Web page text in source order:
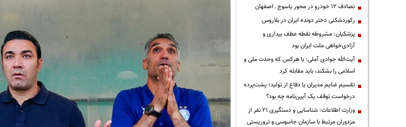
تصادف ۱۲ خودرو در محور یاسوج ـ اصفهان
رکوردشکنی دختر دونده ایران در بلاروس
پزشکیان: مشروطه نقطه عطف بیداری و
آزادی‌خواهی ملت ایران بود
آیت‌الله جوادی آملی: با هرکس که وحدت ملی و
اسلامی را بشکند، باید مقابله کرد
تقسیم غنایم مدیران یا دفاع از تولید؛ پشت‌پرده
درخواست توقف یک آیین‌نامه چه بود؟
وزارت اطلاعات: شناسایی و دستگیری ۲۱ نفر از
مزدوران مرتبط با سازمان جاسوسی و تروریستی